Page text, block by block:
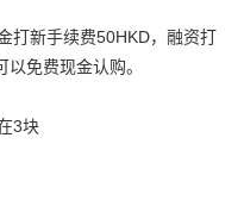
新手续费50HKD，融资打
免费现金认购。
3块